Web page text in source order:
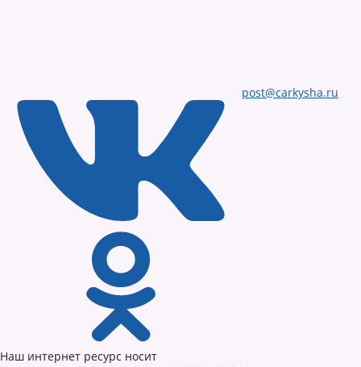
post@carkysha.ru
Наш интернет ресурс носит